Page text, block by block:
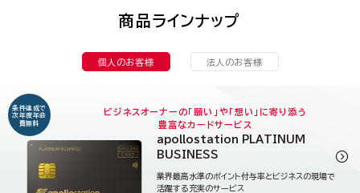
商品ラインナップ
個人のお客様 法人のお客様
条件達成で
次年度年会
費無料
ビジネスオーナーの「願い」や「想い」に寄り添う
豊富なカードサービス
apollostation PLATINUM
BUSINESS
業界最高水準のポイント付与率とビジネスの現場で
活躍する充実のサービス